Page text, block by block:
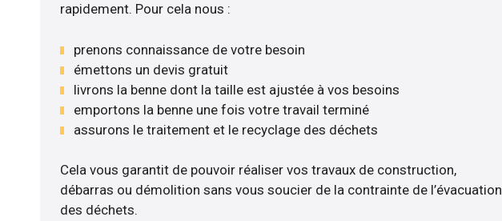
rapidement. Pour cela nous :
prenons connaissance de votre besoin
émettons un devis gratuit
livrons la benne dont la taille est ajustée à vos besoins
emportons la benne une fois votre travail terminé
assurons le traitement et le recyclage des déchets
Cela vous garantit de pouvoir réaliser vos travaux de construction,
débarras ou démolition sans vous soucier de la contrainte de l’évacuation
des déchets.